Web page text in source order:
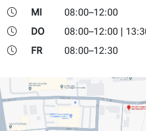
MI
08:00–12:00
DO
08:00–12:00 |
FR
08:00–12:30